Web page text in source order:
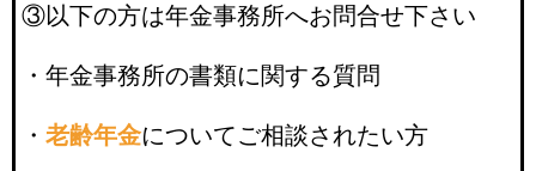
③以下の方は年金事務所へお問合せ下さい
・年金事務所の書類に関する質問
・ 老齢年金についてご相談されたい方